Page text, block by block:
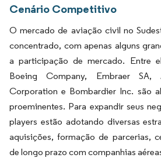
Cenário Competitivo
O mercado de aviação civil no
concentrado, com apenas alguns
a participação de mercado. Entre
Boeing Company, Embraer SA,
Corporation e Bombardier Inc. são
proeminentes. Para expandir seus
players estão adotando diversas
aquisições, formação de parcerias,
de longo prazo com companhias